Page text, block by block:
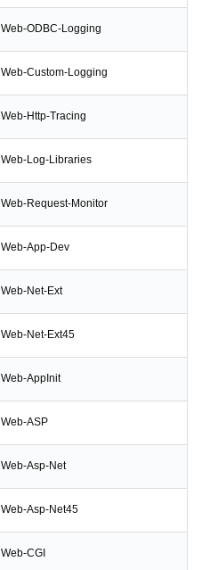
Web-ODBC-Logging
Web-Custom-Logging
Web-Http-Tracing
Web-Log-Libraries
Web-Request-Monitor
Web-App-Dev
Web-Net-Ext
Web-Net-Ext45
Web-AppInit
Web-ASP
Web-Asp-Net
Web-Asp-Net45
Web-CGI